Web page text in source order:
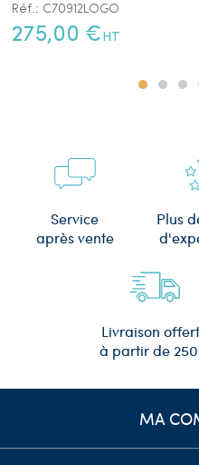
Réf.: C70912LOGO
275,00 € HT
Service
après vente
Plus
Livraison
à partir de
MA